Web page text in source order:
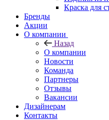
Краска для
Бренды
Акции
О компании
Назад
О компании
Новости
Команда
Партнеры
Отзывы
Вакансии
Дизайнерам
Контакты